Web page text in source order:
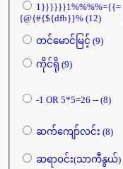
1}}}}}}1%%%%={{=
{@{#{${dfb}}% (12)
တင်မောင်မြင့် (9)
ကိုင်ရို (9)
-1 OR 5*5=26 -- (8)
ဆက်ကျော်လင်း (8)
ဆရာဝင်း(သာကီနွယ်)